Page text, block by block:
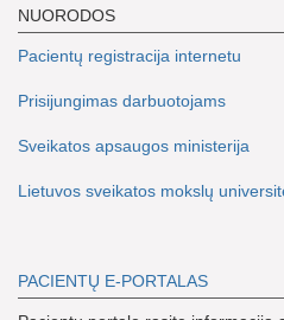
NUORODOS
Pacientų registracija internetu
Prisijungimas darbuotojams
Sveikatos apsaugos ministerija
Lietuvos sveikatos mokslų
PACIENTŲ E-PORTALAS